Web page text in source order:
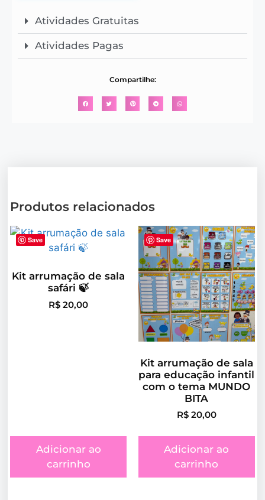
Atividades Gratuitas
Atividades Pagas
Compartilhe:
Produtos relacionados
Save
Kit arrumação de sala
safári 🍃
R$ 20,00
Adicionar ao
carrinho
Save
Kit arrumação de sala
para educação infantil
com o tema MUNDO
BITA
R$20,00
Adicionar ao
carrinho